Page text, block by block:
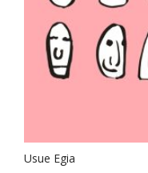
Usue Egia